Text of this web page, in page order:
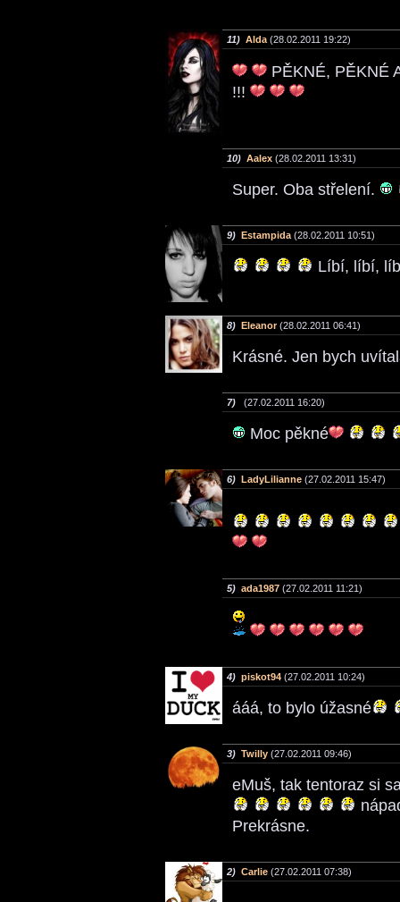
11) Alda (28.02.2011 19:22)
PĚKNÉ, PĚKNÉ
!!!
10) Aalex (28.02.2011 13:31)
Super. Oba střelení.
9) Estampida (28.02.2011 10:51)
Líbí, líbí,
8) Eleanor(28.02.2011 06:41)
Krásné. Jen bych
7) (27.02.2011 16:20)
Moc pěkné
6) LadyLilianne (27.02.2011 15:47)
5) ada1987 (27.02.2011 11:21)
4) piskot94 (27.02.2011 10:24)
ááá, to bylo úžasné
3) Twilly (27.02.2011 09:46)
eMuš, tak tentoraz si
Prekrásne.
2) Carlie (27.02.2011 07:38)